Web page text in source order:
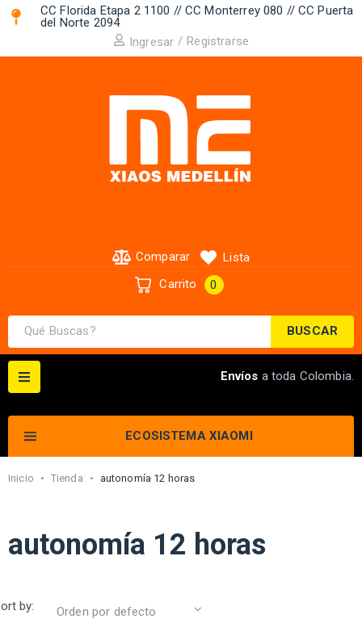
CC Florida Etapa 2 1100 // CC Monterrey 080 // CC Puerta
del Norte 2094 ​
Ingresar / Registrarse
BUSCAR
Comparar
Lista
Carrito
0
ECOSISTEMA XIAOMI
Envíos a toda Colombia.
Inicio • Tienda • autonomía 12 horas
autonomía 12 horas
by: